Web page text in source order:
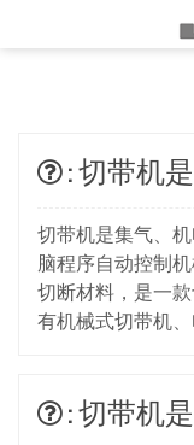
: 切带机
切带机是集气、
脑程序自动控制
切断材料，是一
有机械式切带机
: 切带机